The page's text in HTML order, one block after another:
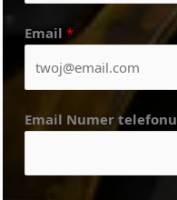
Email *
Email Numer telefonu